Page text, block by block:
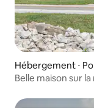
Hébergement ⋅
Belle maison sur